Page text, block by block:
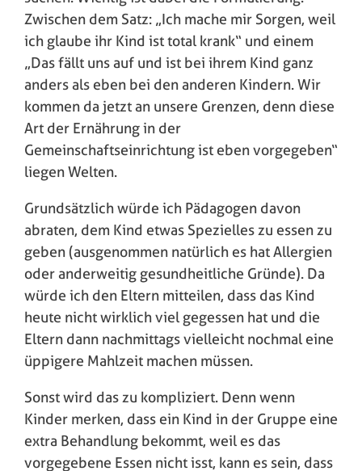
Zwischen dem Satz: „Ich mache mir Sorgen, weil
ich glaube ihr Kind ist total krank“ und einem
„Das fällt uns auf und ist bei ihrem Kind ganz
anders als eben bei den anderen Kindern. Wir
kommen da jetzt an unsere Grenzen, denn diese
Art der Ernährung in der
Gemeinschaftseinrichtung ist eben vorgegeben“
liegen Welten.
Grundsätzlich würde ich Pädagogen davon
abraten, dem Kind etwas Spezielles zu essen zu
geben (ausgenommen natürlich es hat Allergien
oder anderweitig gesundheitliche Gründe). Da
würde ich den Eltern mitteilen, dass das Kind
heute nicht wirklich viel gegessen hat und die
Eltern dann nachmittags vielleicht nochmal eine
üppigere Mahlzeit machen müssen.
Sonst wird das zu kompliziert. Denn wenn
Kinder merken, dass ein Kind in der Gruppe eine
extra Behandlung bekommt, weil es das
vorgegebene Essen nicht isst, kann es sein, dass